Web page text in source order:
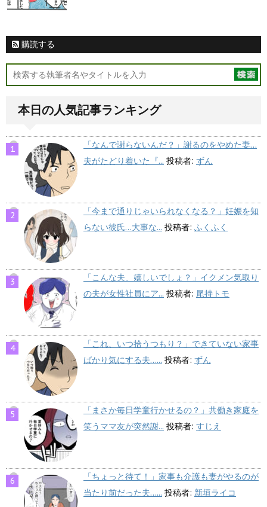
購読する
本日の人気記事ランキング
「なんで謝らないんだ？」謝るのをやめた妻…
夫がたどり着いた『... 投稿者: ずん
「今まで通りじゃいられなくなる？」妊娠を知
らない彼氏…大事な... 投稿者: ふくふく
「こんな夫、嬉しいでしょ？」イクメン気取り
の夫が女性社員にア... 投稿者: 尾持トモ
「これ、いつ拾うつもり？」できていない家事
ばかり気にする夫…... 投稿者: ずん
「まさか毎日学童行かせるの？」共働き家庭を
笑うママ友が突然謝... 投稿者: すじえ
「ちょっと待て！」家事も介護も妻がやるのが
当たり前だった夫…... 投稿者: 新垣ライコ